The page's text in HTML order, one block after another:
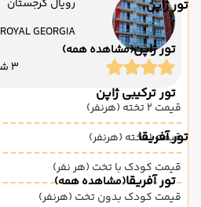
تور ژاپن
تور ژاپن(مشاهده همه)
تور ترکیبی ژاپن
تور آفریقا
تور آفریقا(مشاهده همه)
رویال گرجستان
ROYAL GEORGIA
3 شب
قیمت 2 تخته (هرنفر)
قیمت 1 تخته (هرنفر)
قیمت کودک با تخت (هر نفر)
قیمت کودک بدون تخت (هرنفر)